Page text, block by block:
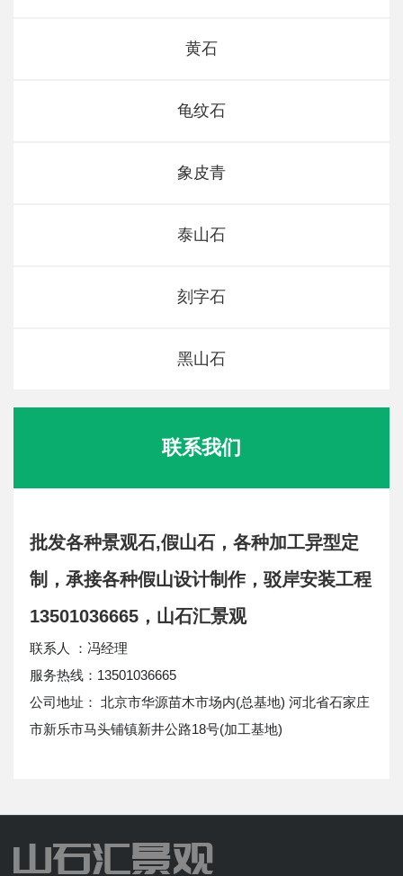
黄石
龟纹石
象皮青
泰山石
刻字石
黑山石
联系我们
批发各种景观石,假山石，各种加工异型定
制，承接各种假山设计制作，驳岸安装工程
13501036665，山石汇景观
联系人 ：冯经理
服务热线：13501036665
公司地址： 北京市华源苗木市场内(总基地) 河北省石家庄
市新乐市马头铺镇新井公路18号(加工基地)